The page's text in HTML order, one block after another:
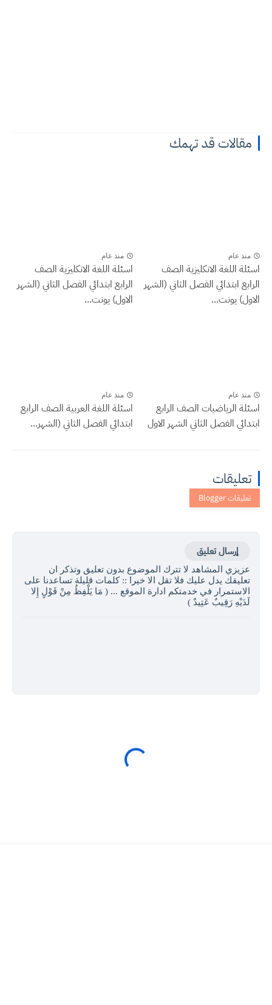
مقالات قد تهمك
منذ عام
اسئلة اللغة الانكليزية الصف
الرابع ابتدائي الفصل الثاني (الشهر
الاول) يونت...
منذ عام
اسئلة اللغة الانكليزية الصف
الرابع ابتدائي الفصل الثاني (الشهر
الاول) يونت...
منذ عام
اسئلة الرياضيات الصف الرابع
ابتدائي الفصل الثاني الشهر الاول
منذ عام
اسئلة اللغة العربية الصف الرابع
ابتدائي الفصل الثاني (الشهر...
تعليقات
إرسال تعليق
عزيزي المشاهد لا تترك الموضوع بدون تعليق وتذكر ان
تعليقك يدل عليك فلا تقل الا خيرا :: كلمات قليلة تساعدنا على
الاستمرار في خدمتكم ادارة الموقع ... ( مَا يَلْفِظُ مِنْ قَوْلٍ إِلا
لَدَيْهِ رَقِيبٌ عَتِيدٌ )